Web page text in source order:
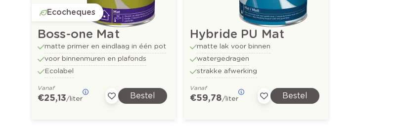
Ecocheques
Boss-one Mat
matte primer en eindlaag in één pot
voor binnenmuren en plafonds
Ecolabel
Vanaf
€ 25,13/liter Bestel
Hybride PU Mat
matte lak voor binnen
watergedragen
strakke afwerking
Vanaf
€ 59,78/liter Bestel